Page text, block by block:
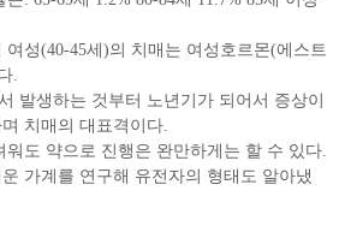
성(40-45세)의 치매는 여성호르몬(에스트
.
발생하는 것부터 노년기가 되어서 증상이
치매의 대표격이다.
워도 약으로 진행은 완만하게는 할 수 있다.
가계를 연구해 유전자의 형태도 알아냈